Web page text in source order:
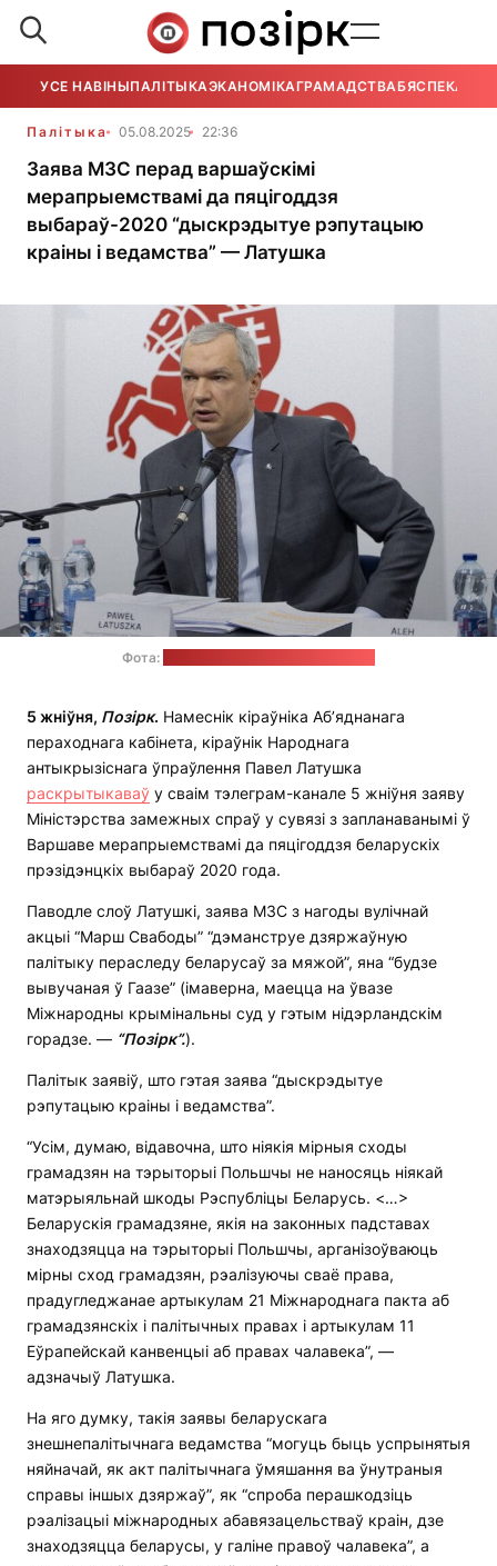
УСЕ НАВІНЫПАЛІТЫКАЭКАНОМІКАГРАМАДСТВАБЯСПЕКА
Палітыка 05.08.2025 22:36
Заява МЗС перад варшаўскімі
мерапрыемствамі да пяцігоддзя
выбараў-2020 “дыскрэдытуе рэпутацыю
краіны і ведамства” — Латушка
Фота:
5 жніўня, Позірк. Намеснік кіраўніка Аб’яднанага
пераходнага кабінета, кіраўнік Народнага
антыкрызіснага ўпраўлення Павел Латушка
раскрытыкаваў у сваім тэлеграм-канале 5 жніўня заяву
Міністэрства замежных спраў у сувязі з запланаванымі ў
Варшаве мерапрыемствамі да пяцігоддзя беларускіх
прэзідэнцкіх выбараў 2020 года.
Паводле слоў Латушкі, заява МЗС з нагоды вулічнай
акцыі “Марш Свабоды” “дэманструе дзяржаўную
палітыку пераследу беларусаў за мяжой”, яна “будзе
вывучаная ў Гаазе” (імаверна, маецца на ўвазе
Міжнародны крымінальны суд у гэтым нідэрландскім
горадзе. — “Позірк”.).
Палітык заявіў, што гэтая заява “дыскрэдытуе
рэпутацыю краіны і ведамства”.
“Усім, думаю, відавочна, што ніякія мірныя сходы
грамадзян на тэрыторыі Польшчы не наносяць ніякай
матэрыяльнай шкоды Рэспубліцы Беларусь. <…>
Беларускія грамадзяне, якія на законных падставах
знаходзяцца на тэрыторыі Польшчы, арганізоўваюць
мірны сход грамадзян, рэалізуючы сваё права,
прадугледжанае артыкулам 21 Міжнароднага пакта аб
грамадзянскіх і палітычных правах і артыкулам 11
Еўрапейскай канвенцыі аб правах чалавека”, —
адзначыў Латушка.
На яго думку, такія заявы беларускага
знешнепалітычнага ведамства “могуць быць успрынятыя
няйначай, як акт палітычнага ўмяшання ва ўнутраныя
справы іншых дзяржаў”, як “спроба перашкодзіць
рэалізацыі міжнародных абавязацельстваў краін, дзе
знаходзяцца беларусы, у галіне правоў чалавека”, а